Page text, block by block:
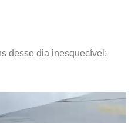
desse dia inesquecível: